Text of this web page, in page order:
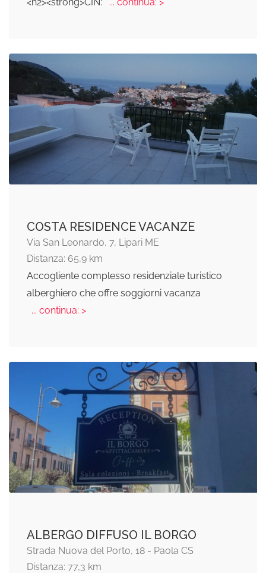
COSTA RESIDENCE VACANZE
Via San Leonardo, 7, Lipari ME
Distanza: 65,9 km
Accogliente complesso residenziale turistico
alberghiero che offre soggiorni vacanza
... continua: >
ALBERGO DIFFUSO IL BORGO
Strada Nuova del Porto, 18 - Paola CS
Distanza: 77,3 km